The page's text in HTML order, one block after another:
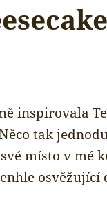
inspirovala
tak
místo v mé
osvěžující